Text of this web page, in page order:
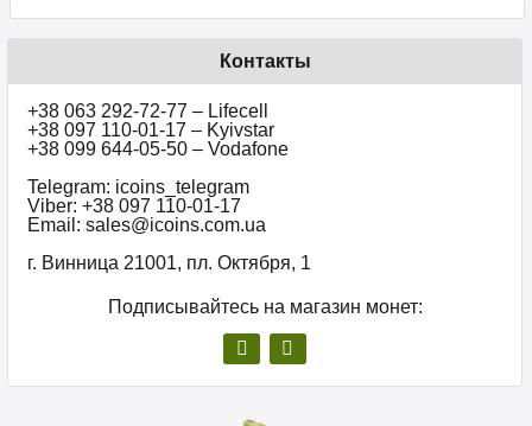
Контакты
+38 063 292-72-77 – Lifecell
+38 097 110-01-17 – Kyivstar
+38 099 644-05-50 – Vodafone
Telegram: icoins_telegram
Viber: +38 097 110-01-17
Email: sales@icoins.com.ua
г. Винница 21001, пл. Октября, 1
Подписывайтесь на магазин монет: